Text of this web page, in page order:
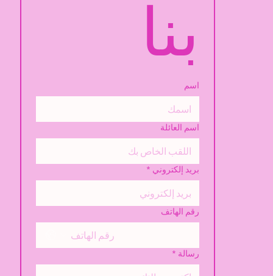
بنا
اسم
اسم العائلة
بريد إلكتروني *
رقم الهاتف
رسالة *